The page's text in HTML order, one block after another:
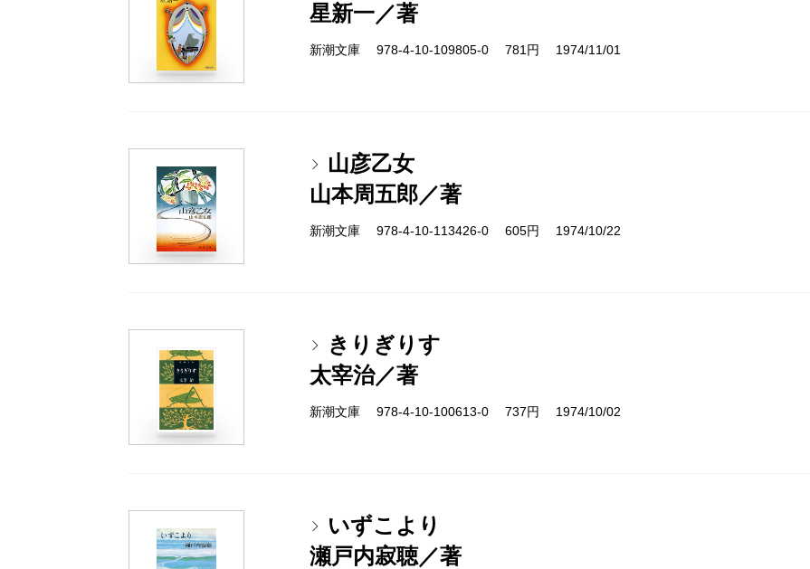
星新一／著
新潮文庫 978-4-10-109805-0 781円 1974/11/01
山彦乙女
山本周五郎／著
新潮文庫 978-4-10-113426-0 605円 1974/10/22
きりぎりす
太宰治／著
新潮文庫 978-4-10-100613-0 737円 1974/10/02
いずこより
瀬戸内寂聴／著